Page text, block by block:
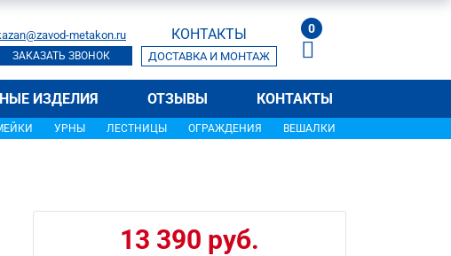
metakon.ru
ЗАКАЗАТЬ ЗВОНОК
КОНТАКТЫ
ДОСТАВКА И МОНТАЖ
0
ИЗДЕЛИЯ ОТЗЫВЫ КОНТАКТЫ
УРНЫ ЛЕСТНИЦЫ ОГРАЖДЕНИЯ ВЕШАЛКИ
13 390 руб.